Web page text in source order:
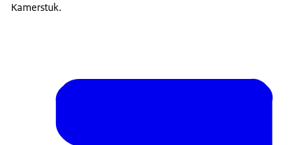
Kamerstuk.